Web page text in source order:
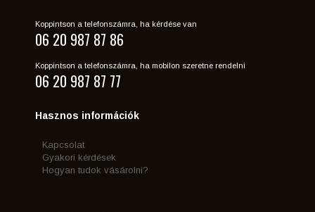
Koppintson a telefonszámra, ha kérdése van
06 20 987 87 86
Koppintson a telefonszámra, ha mobilon szeretne rendelni
06 20 987 87 77
Hasznos információk
Kapcsolat
Gyakori kérdések
Hogyan tudok vásárolni?